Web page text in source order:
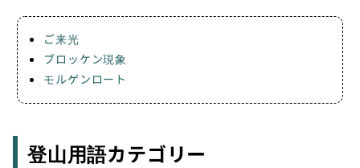
ご来光
ブロッケン現象
モルゲンロート
登山用語カテゴリー